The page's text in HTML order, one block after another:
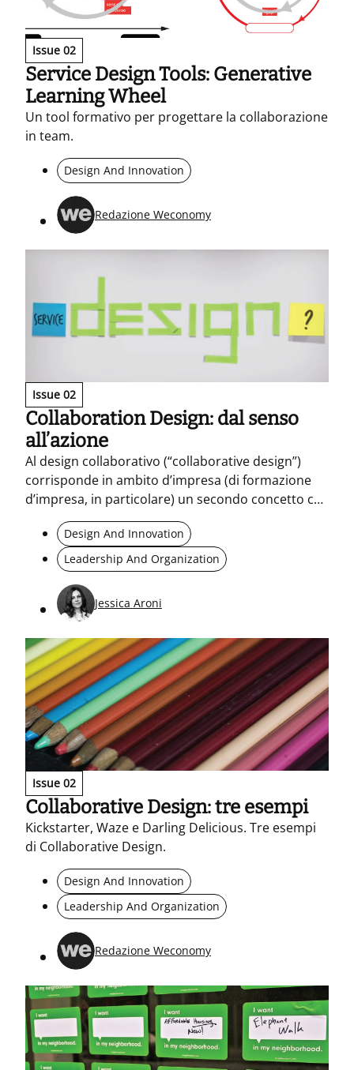
Issue 02
Service Design Tools: Generative
Learning Wheel
Un tool formativo per progettare la collaborazione
in team.
Design And Innovation
Redazione Weconomy
Issue 02
Collaboration Design: dal senso
all’azione
Al design collaborativo (“collaborative design”)
corrisponde in ambito d’impresa (di formazione
d’impresa, in particolare) un secondo concetto che
del primo è lo specchio, il prerequisito: il design
della collaborazione (“collaboration…
Design And Innovation
Leadership And Organization
Jessica Aroni
Issue 02
Collaborative Design: tre esempi
Kickstarter, Waze e Darling Delicious. Tre esempi
di Collaborative Design.
Design And Innovation
Leadership And Organization
Redazione Weconomy